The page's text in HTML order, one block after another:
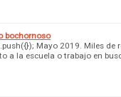
bochornoso
Mayo 2019. Miles de
a la escuela o trabajo en